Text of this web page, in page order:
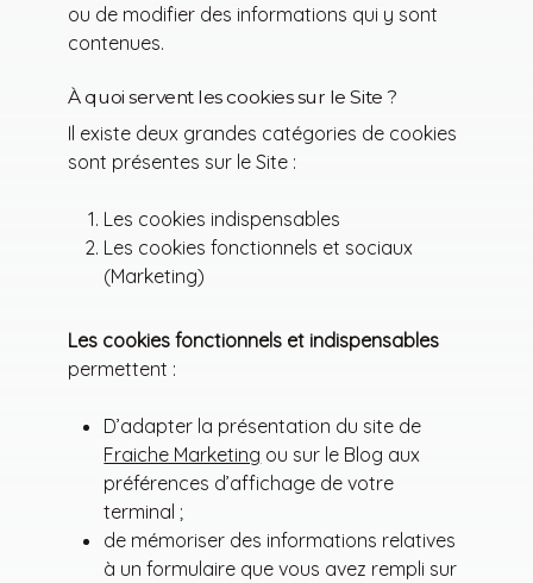
ou de modifier des informations qui y sont
contenues.
À quoi servent les cookies sur le Site ?
Il existe deux grandes catégories de cookies
sont présentes sur le Site :
Les cookies indispensables
Les cookies fonctionnels et sociaux
(Marketing)
Les cookies fonctionnels et indispensables
permettent :
D’adapter la présentation du site de
Fraiche Marketing ou sur le Blog aux
préférences d’affichage de votre
terminal ;
de mémoriser des informations relatives
à un formulaire que vous avez rempli sur